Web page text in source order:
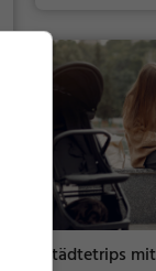
Städtetrips